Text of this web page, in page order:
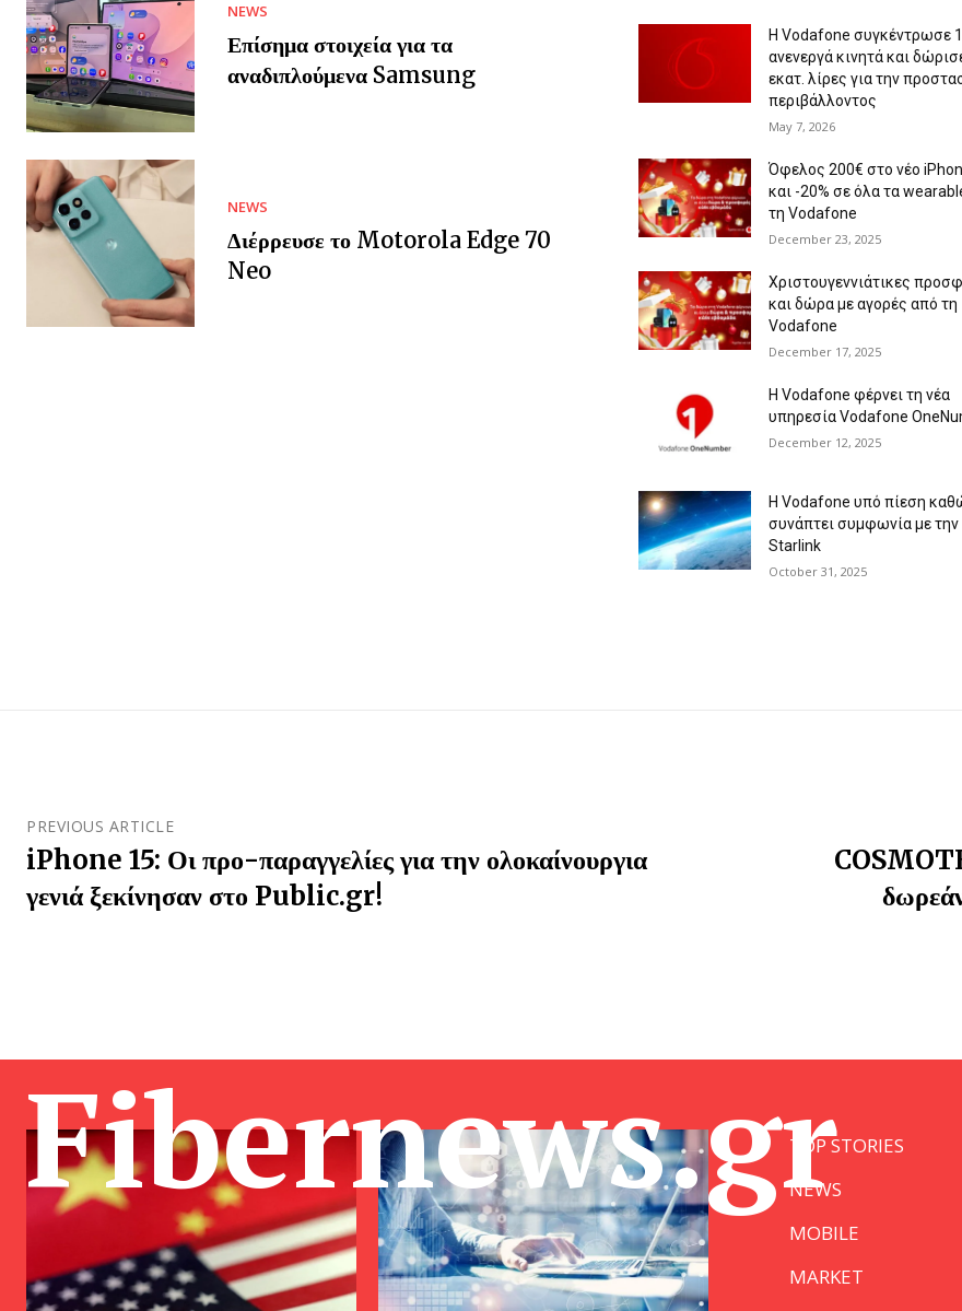
NEWS
Επίσημα στοιχεία για τα
αναδιπλούμενα Samsung
NEWS
Διέρρευσε το Motorola Edge 70
Neo
Η Vodafone συγκέντρωσε 1
ανενεργά κινητά και
εκατ. λίρες για την
περιβάλλοντος
May 7, 2026
Όφελος 200€ στο νέο
και -20% σε όλα τα
τη Vodafone
December 23, 2025
Χριστουγεννιάτικες
και δώρα με αγορές από τη
Vodafone
December 17, 2025
Η Vodafone φέρνει τη νέα
υπηρεσία Vodafone
December 12, 2025
Η Vodafone υπό πίεση
συνάπτει συμφωνία με την
Starlink
October 31, 2025
PREVIOUS ARTICLE
iPhone 15: Οι προ-παραγγελίες για την ολοκαίνουργια
γενιά ξεκίνησαν στο Public.gr!
Fibernews.grTOP STORIES
NEWS
MOBILE
MARKET